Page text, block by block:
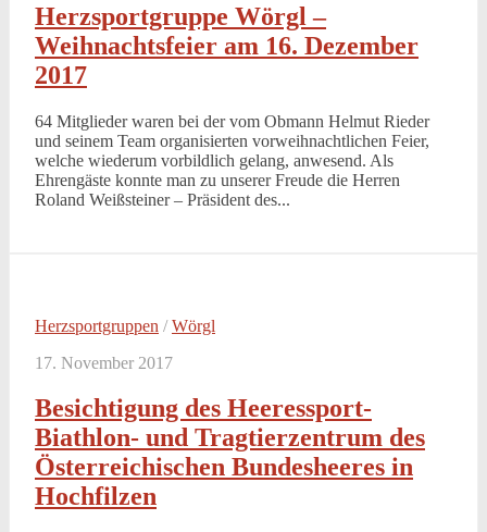
Herzsportgruppe Wörgl –
Weihnachtsfeier am 16. Dezember
2017
64 Mitglieder waren bei der vom Obmann Helmut Rieder
und seinem Team organisierten vorweihnachtlichen Feier,
welche wiederum vorbildlich gelang, anwesend. Als
Ehrengäste konnte man zu unserer Freude die Herren
Roland Weißsteiner – Präsident des...
Herzsportgruppen /Wörgl
17. November 2017
Besichtigung des Heeressport-
Biathlon- und Tragtierzentrum des
Österreichischen Bundesheeres in
Hochfilzen